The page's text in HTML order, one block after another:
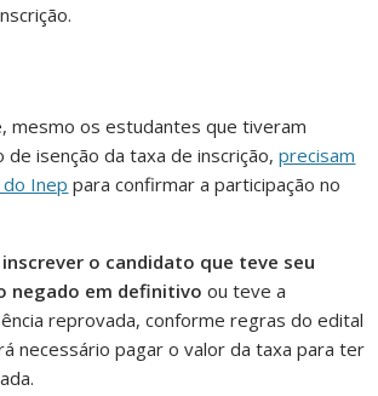
mesmo os estudantes que tiveram
de isenção da taxa de inscrição,precisam
Inep para confirmar a participação no
o candidato que teve seu
negado em definitivo ou teve a
reprovada, conforme regras do edital
necessário pagar o valor da taxa para ter